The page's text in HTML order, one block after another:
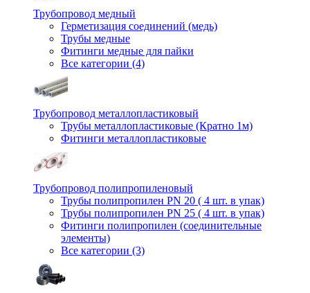
Трубопровод медный
Герметизация соединений (медь)
Трубы медные
Фитинги медные для пайки
Все категории (4)
Трубопровод металлопластиковый
Трубы металлопластиковые (Кратно 1м)
Фитинги металлопластиковые
Трубопровод полипропиленовый
Трубы полипропилен PN 20 ( 4 шт. в упак)
Трубы полипропилен PN 25 ( 4 шт. в упак)
Фитинги полипропилен (cоединительные
элементы)
Все категории (3)